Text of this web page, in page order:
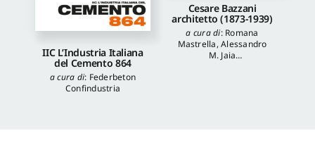
IIC L’Industria Italiana
del Cemento 864
a cura di: Federbeton
Confindustria
Cesare Bazzani
architetto (1873-1939)
a cura di: Romana
Mastrella,Alessandro
M. Jaia